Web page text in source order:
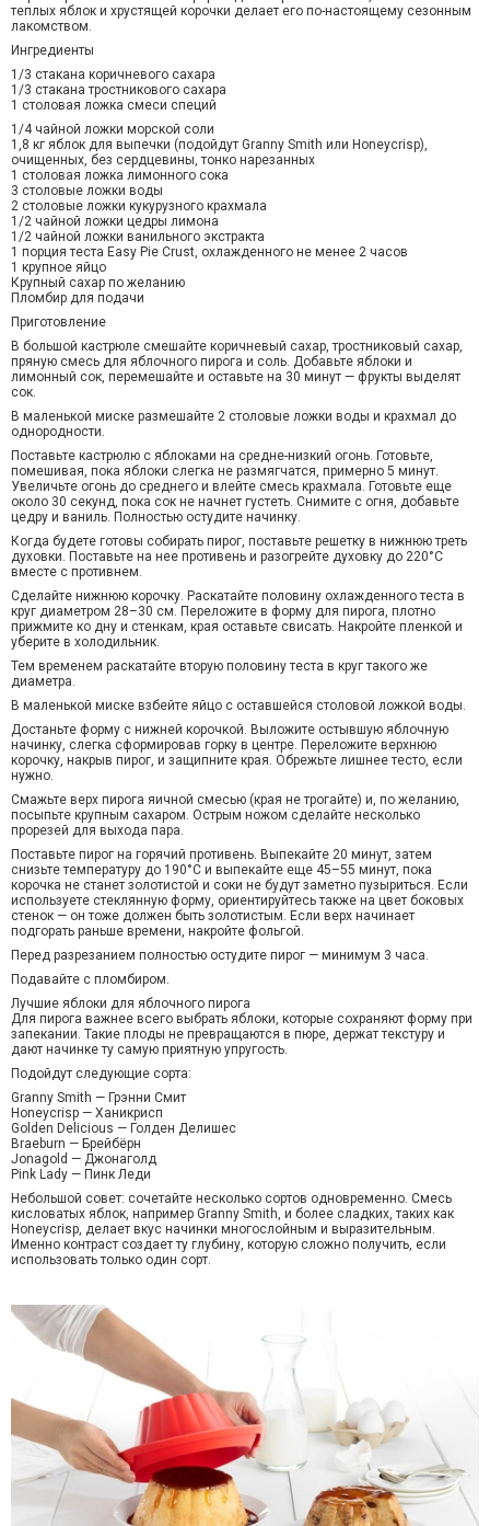
теплых яблок и хрустящей корочки делает его по-настоящему сезонным
лакомством.
Ингредиенты
1/3 стакана коричневого сахара
1/3 стакана тростникового сахара
1 столовая ложка смеси специй
1/4 чайной ложки морской соли
1,8 кг яблок для выпечки (подойдут Granny Smith или Honeycrisp),
очищенных, без сердцевины, тонко нарезанных
1 столовая ложка лимонного сока
3 столовые ложки воды
2 столовые ложки кукурузного крахмала
1/2 чайной ложки цедры лимона
1/2 чайной ложки ванильного экстракта
1 порция теста Easy Pie Crust, охлажденного не менее 2 часов
1 крупное яйцо
Крупный сахар по желанию
Пломбир для подачи
Приготовление
В большой кастрюле смешайте коричневый сахар, тростниковый сахар,
пряную смесь для яблочного пирога и соль. Добавьте яблоки и
лимонный сок, перемешайте и оставьте на 30 минут — фрукты выделят
сок.
В маленькой миске размешайте 2 столовые ложки воды и крахмал до
однородности.
Поставьте кастрюлю с яблоками на средне-низкий огонь. Готовьте,
помешивая, пока яблоки слегка не размягчатся, примерно 5 минут.
Увеличьте огонь до среднего и влейте смесь крахмала. Готовьте еще
около 30 секунд, пока сок не начнет густеть. Снимите с огня, добавьте
цедру и ваниль. Полностью остудите начинку.
Когда будете готовы собирать пирог, поставьте решетку в нижнюю треть
духовки. Поставьте на нее противень и разогрейте духовку до 220°C
вместе с противнем.
Сделайте нижнюю корочку. Раскатайте половину охлажденного теста в
круг диаметром 28–30 см. Переложите в форму для пирога, плотно
прижмите ко дну и стенкам, края оставьте свисать. Накройте пленкой и
уберите в холодильник.
Тем временем раскатайте вторую половину теста в круг такого же
диаметра.
В маленькой миске взбейте яйцо с оставшейся столовой ложкой воды.
Достаньте форму с нижней корочкой. Выложите остывшую яблочную
начинку, слегка сформировав горку в центре. Переложите верхнюю
корочку, накрыв пирог, и защипните края. Обрежьте лишнее тесто, если
нужно.
Смажьте верх пирога яичной смесью (края не трогайте) и, по желанию,
посыпьте крупным сахаром. Острым ножом сделайте несколько
прорезей для выхода пара.
Поставьте пирог на горячий противень. Выпекайте 20 минут, затем
снизьте температуру до 190°C и выпекайте еще 45–55 минут, пока
корочка не станет золотистой и соки не будут заметно пузыриться. Если
используете стеклянную форму, ориентируйтесь также на цвет боковых
стенок — он тоже должен быть золотистым. Если верх начинает
подгорать раньше времени, накройте фольгой.
Перед разрезанием полностью остудите пирог — минимум 3 часа.
Подавайте с пломбиром.
Лучшие яблоки для яблочного пирога
Для пирога важнее всего выбрать яблоки, которые сохраняют форму при
запекании. Такие плоды не превращаются в пюре, держат текстуру и
дают начинке ту самую приятную упругость.
Подойдут следующие сорта:
Granny Smith — Грэнни Смит
Honeycrisp — Ханикрисп
Golden Delicious — Голден Делишес
Braeburn — Брейбёрн
Jonagold — Джонаголд
Pink Lady — Пинк Леди
Небольшой совет: сочетайте несколько сортов одновременно. Смесь
кисловатых яблок, например Granny Smith, и более сладких, таких как
Honeycrisp, делает вкус начинки многослойным и выразительным.
Именно контраст создает ту глубину, которую сложно получить, если
использовать только один сорт.